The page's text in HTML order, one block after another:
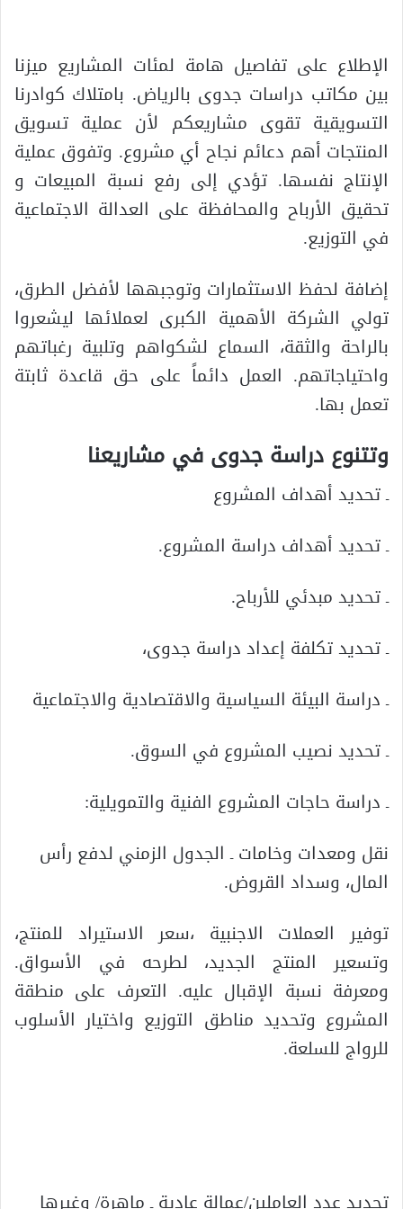
الإطلاع على تفاصيل هامة لمئات المشاريع ميزنا
بين مكاتب دراسات جدوى بالرياض. بامتلاك كوادرنا
التسويقية تقوى مشاريعكم لأن عملية تسويق
المنتجات أهم دعائم نجاح أي مشروع. وتفوق عملية
الإنتاج نفسها. تؤدي إلى رفع نسبة المبيعات و
تحقيق الأرباح والمحافظة على العدالة الاجتماعية
في التوزيع.
إضافة لحفظ الاستثمارات وتوجبهها لأفضل الطرق،
تولي الشركة الأهمية الكبرى لعملائها ليشعروا
بالراحة والثقة، السماع لشكواهم وتلبية رغباتهم
واحتياجاتهم. العمل دائماً على حق قاعدة ثابتة
تعمل بها.
وتتنوع دراسة جدوى في مشاريعنا
ـ تحديد أهداف المشروع
ـ تحديد أهداف دراسة المشروع.
ـ تحديد مبدئي للأرباح.
ـ تحديد تكلفة إعداد دراسة جدوى،
ـ دراسة البيئة السياسية والاقتصادية والاجتماعية
ـ تحديد نصيب المشروع في السوق.
ـ دراسة حاجات المشروع الفنية والتمويلية:
نقل ومعدات وخامات ـ الجدول الزمني لدفع رأس
المال، وسداد القروض.
توفير العملات الاجنبية ،سعر الاستيراد للمنتج،
وتسعير المنتج الجديد، لطرحه في الأسواق.
ومعرفة نسبة الإقبال عليه. التعرف على منطقة
المشروع وتحديد مناطق التوزيع واختيار الأسلوب
للرواج للسلعة.